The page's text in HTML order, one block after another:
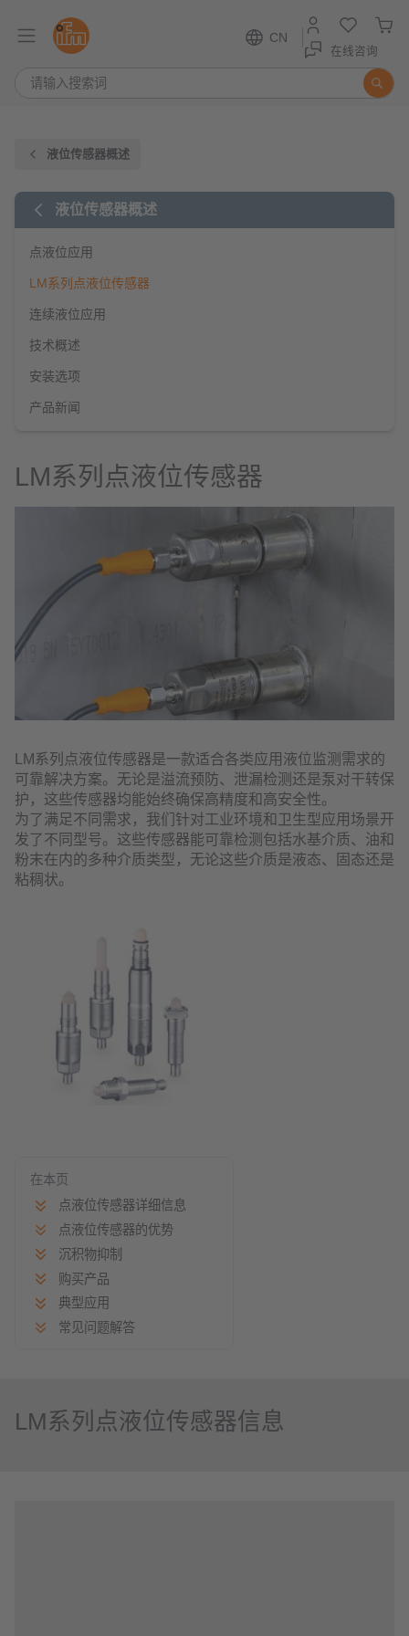
CN
在线咨询
液位传感器概述
液位传感器概述
点液位应用
LM系列点液位传感器
连续液位应用
技术概述
安装选项
产品新闻
LM系列点液位传感器
LM系列点液位传感器是一款适合各类应用液位监测需求的
可靠解决方案。无论是溢流预防、泄漏检测还是泵对干转保
护，这些传感器均能始终确保高精度和高安全性。
为了满足不同需求，我们针对工业环境和卫生型应用场景开
发了不同型号。这些传感器能可靠检测包括水基介质、油和
粉末在内的多种介质类型，无论这些介质是液态、固态还是
粘稠状。
在本页
点液位传感器详细信息
点液位传感器的优势
沉积物抑制
购买产品
典型应用
常见问题解答
LM系列点液位传感器信息